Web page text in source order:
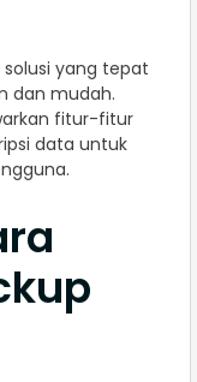
yang tepat
dan mudah.
fitur-fitur
data untuk